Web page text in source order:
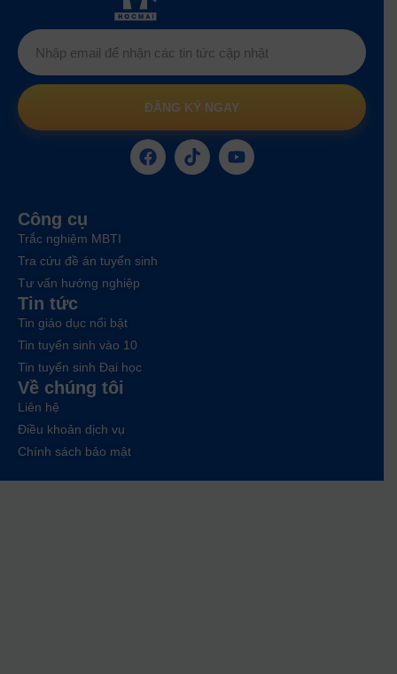
ĐĂNG KÝ NGAY
Công cụ
Trắc nghiệm MBTI
Tra cứu đề án tuyển sinh
Tư vấn hướng nghiệp
Tin tức
Tin giáo dục nổi bật
Tin tuyển sinh vào 10
Tin tuyển sinh Đại học
Về chúng tôi
Liên hệ
Điều khoản dịch vụ
Chính sách bảo mật